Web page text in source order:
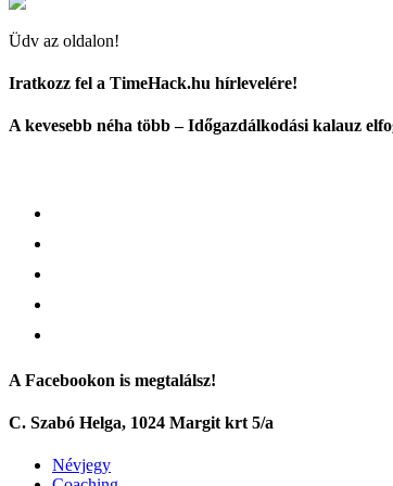
Üdv az oldalon!
Iratkozz fel a TimeHack.hu hírlevelére!
A kevesebb néha több – Időgazdálkodási kalauz
A Facebookon is megtalálsz!
C. Szabó Helga, 1024 Margit krt 5/a
Névjegy